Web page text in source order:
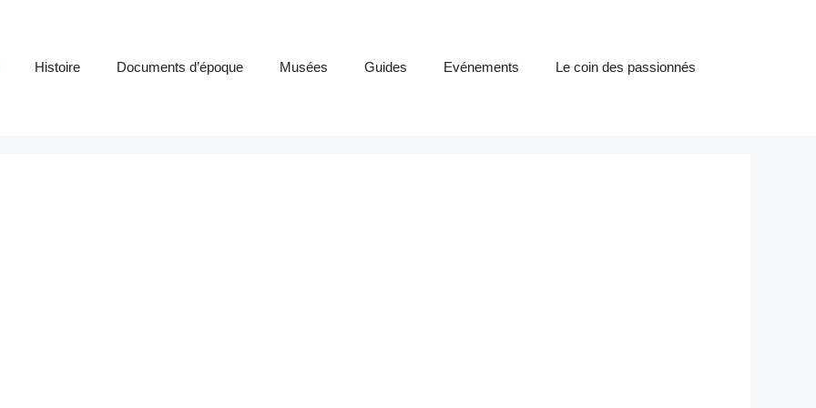
Histoire Documents d’époque Musées Guides Evénements Le coin des passionnés